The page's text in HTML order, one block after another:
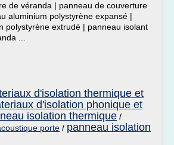
de véranda | panneau de couverture
aluminium polystyrène expansé |
polystyrène extrudé | panneau isolant
...
d'isolation thermique et
d'isolation phonique et
isolation thermique /
porte / panneau isolation